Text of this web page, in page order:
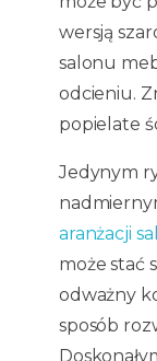
wersją
salonu
odcieniu.
popielate
Jedynym
aranżacji
może stać
odważny
sposób